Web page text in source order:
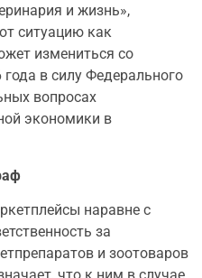
и жизнь»,
ситуацию как
измениться со
в силу Федерального
вопросах
экономики в
наравне с
за
и зоотоваров